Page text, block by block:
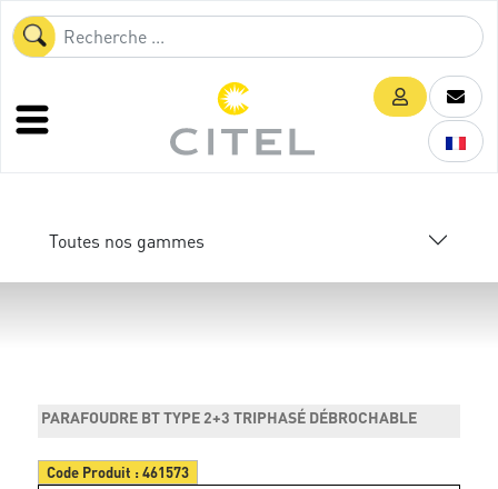
Toutes nos gammes
PARAFOUDRE BT TYPE 2+3 TRIPHASÉ DÉBROCHABLE
Code Produit :461573